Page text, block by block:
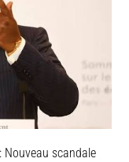
Nouveau scandale